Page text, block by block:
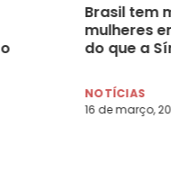
Brasil tem
mulheres
do que a
NOTÍCIAS
16 de março,